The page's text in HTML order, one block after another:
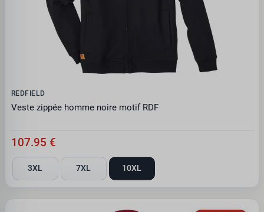
REDFIELD
Veste zippée homme noire motif RDF
107.95 €
3XL 7XL 10XL